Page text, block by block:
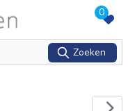
0
Zoeken